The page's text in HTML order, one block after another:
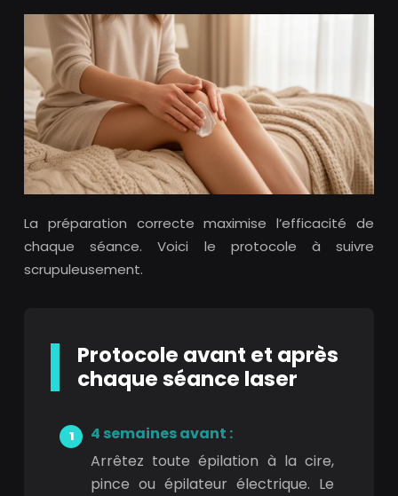
La préparation correcte maximise l’efficacité de
chaque séance. Voici le protocole à suivre
scrupuleusement.
Protocole avant et après
chaque séance laser
4 semaines avant :
Arrêtez toute épilation à la cire,
pince ou épilateur électrique. Le